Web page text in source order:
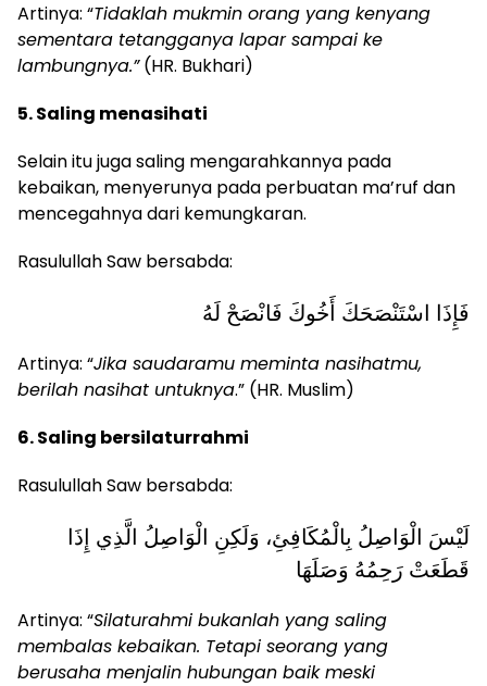
Artinya: “Tidaklah mukmin orang yang kenyang
sementara tetangganya lapar sampai ke
lambungnya.”(HR. Bukhari)
5. Saling menasihati
Selain itu juga saling mengarahkannya pada
kebaikan, menyerunya pada perbuatan ma’ruf dan
mencegahnya dari kemungkaran.
Rasulullah Saw bersabda:
فَإِذَا اسْتَنْصَحَكَ أَخُوكَ فَانْصَحْ لَهُ
Artinya: “Jika saudaramu meminta nasihatmu,
berilah nasihat untuknya.” (HR. Muslim)
6. Saling bersilaturrahmi
Rasulullah Saw bersabda:
لَيْسَ الْوَاصِلُ بِالْمُكَافِئِ، وَلَكِنِ الْوَاصِلُ الَّذِي إِذَا
قَطَعَتْ رَحِمُهُ وَصَلَهَا
Artinya: “Silaturahmi bukanlah yang saling
membalas kebaikan. Tetapi seorang yang
berusaha menjalin hubungan baik meski